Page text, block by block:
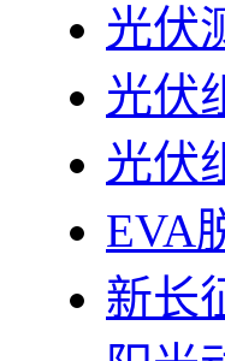
光伏
光伏
光伏
EVA
新长